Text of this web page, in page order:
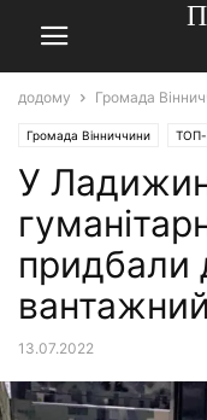
додому Громада
Громада Вінниччини ТОП-
У
придбали
13.07.2022